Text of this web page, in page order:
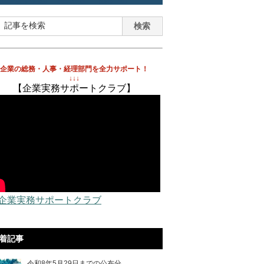
企業の総務・人事・経理部門を全力サポート！
↓↓↓
【企業実務サポートクラブ】
業実務サポートクラブ
記事